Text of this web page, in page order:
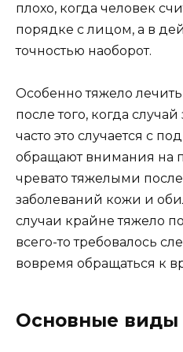
плохо, когда человек
порядке с лицом, а в
точностью наоборот.
Особенно тяжело
после того, когда
часто это случается с
обращают внимания на
чревато тяжелыми
заболеваний кожи и
случаи крайне тяжело
всего-то требовалось
вовремя обращаться к
Основные виды